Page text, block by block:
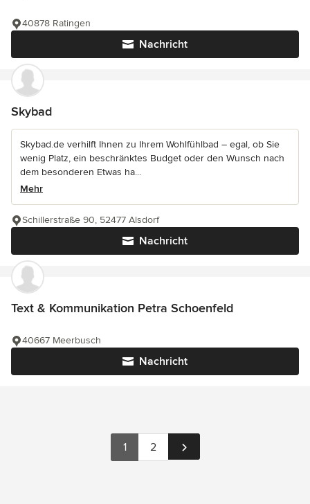
Nachricht
40878 Ratingen
Skybad
Skybad.de verhilft Ihnen zu Ihrem Wohlfühlbad – egal, ob Sie
wenig Platz, ein beschränktes Budget oder den Wunsch nach
dem besonderen Etwas ha...
Mehr
Nachricht
Schillerstraße 90, 52477 Alsdorf
Text & Kommunikation Petra Schoenfeld
Nachricht
40667 Meerbusch
1 2